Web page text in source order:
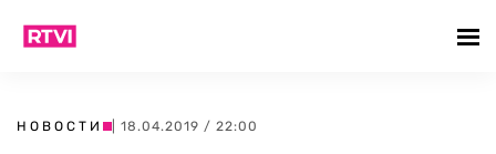
НОВОСТИ | 18.04.2019 / 22:00